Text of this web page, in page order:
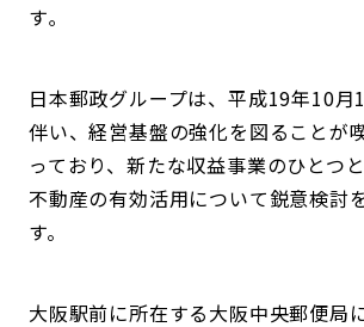
す｡
日本郵政グループは、平成19年10月
伴い、経営基盤の強化を図ることが
っており、新たな収益事業のひとつ
不動産の有効活用について鋭意検討
す。
大阪駅前に所在する大阪中央郵便局